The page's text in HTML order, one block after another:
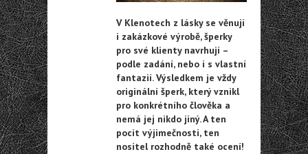
V Klenotech z lásky se věnují
i zakázkové výrobě, šperky
pro své klienty navrhují –
podle zadání, nebo i s vlastní
fantazií. Výsledkem je vždy
originální šperk, který vznikl
pro konkrétního člověka a
nemá jej nikdo jiný. A ten
pocit výjimečnosti, ten
nositel rozhodně také ocení!